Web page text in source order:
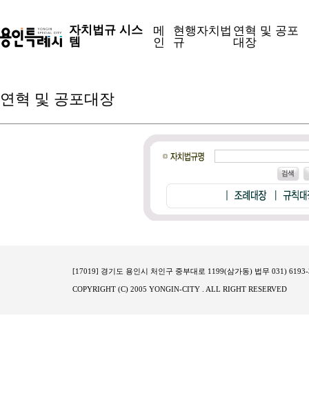
자치법규 시스
템
메
인
현행자치법
규
연혁 및 공포
대장
연혁 및 공포대장
[17019] 경기도 용인시 처인구 중부대로 1199(삼가동) 법무 031)
COPYRIGHT (C) 2005 YONGIN-CITY . ALL RIGHT RESERVED